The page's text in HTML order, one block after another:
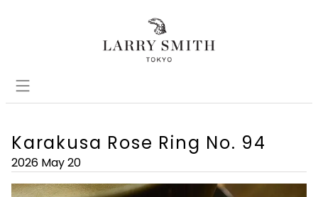
Karakusa Rose Ring No. 94
2026 May 20